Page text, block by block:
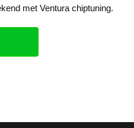
met Ventura chiptuning.